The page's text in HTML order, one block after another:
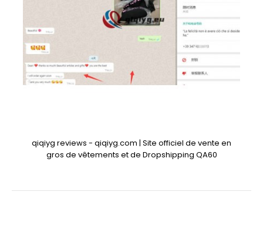
qiqiyg reviews - qiqiyg.com | Site officiel de vente en
gros de vêtements et de Dropshipping QA60